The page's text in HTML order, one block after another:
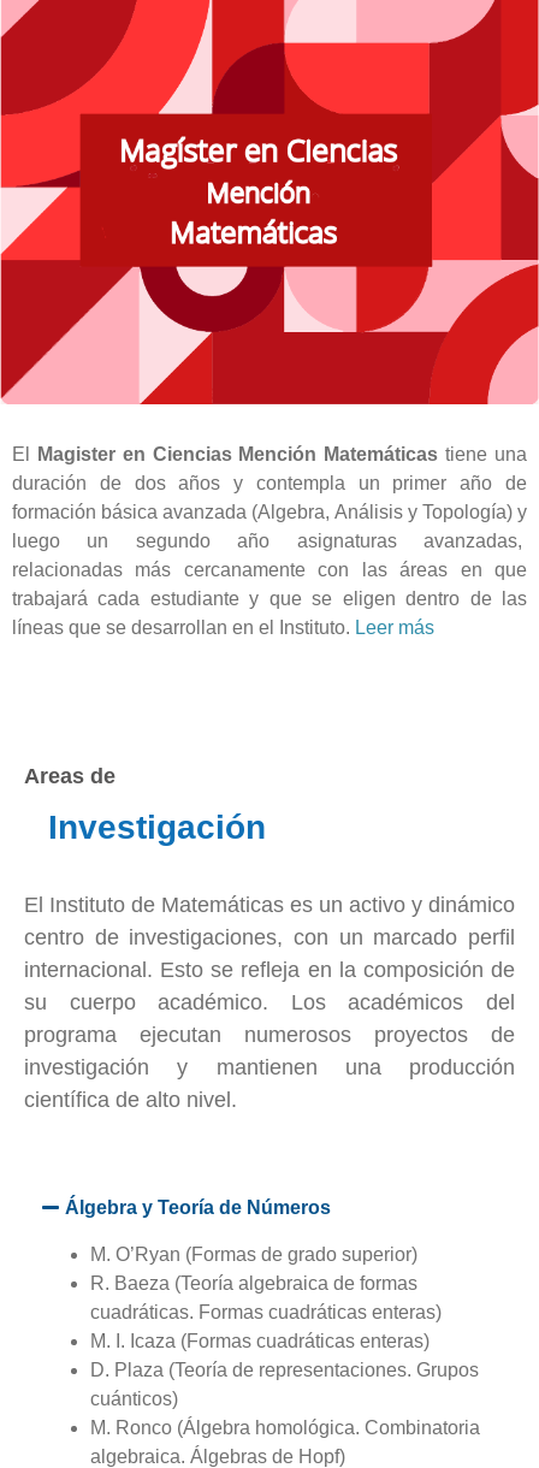
El Magister en Ciencias Mención Matemáticas tiene una
duración de dos años y contempla un primer año de
formación básica avanzada (Algebra, Análisis y Topología) y
luego un segundo año asignaturas avanzadas,
relacionadas más cercanamente con las áreas en que
trabajará cada estudiante y que se eligen dentro de las
líneas que se desarrollan en el Instituto. Leer más
Areas de
Investigación
El Instituto de Matemáticas es un activo y dinámico
centro de investigaciones, con un marcado perfil
internacional. Esto se refleja en la composición de
su cuerpo académico. Los académicos del
programa ejecutan numerosos proyectos de
investigación y mantienen una producción
científica de alto nivel.
Álgebra y Teoría de Números
M. O’Ryan (Formas de grado superior)
R. Baeza (Teoría algebraica de formas
cuadráticas. Formas cuadráticas enteras)
M. I. Icaza (Formas cuadráticas enteras)
D. Plaza (Teoría de representaciones. Grupos
cuánticos)
M. Ronco (Álgebra homológica. Combinatoria
algebraica. Álgebras de Hopf)